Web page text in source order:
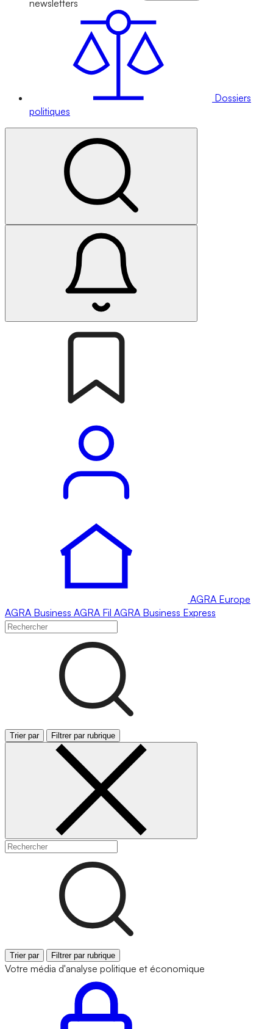
newsletters
Dossiers
politiques
AGRA Europe
AGRA Business AGRA Fil AGRA Business Express
Trier par Filtrer par rubrique
Trier par Filtrer par rubrique
Votre média d'analyse politique et économique